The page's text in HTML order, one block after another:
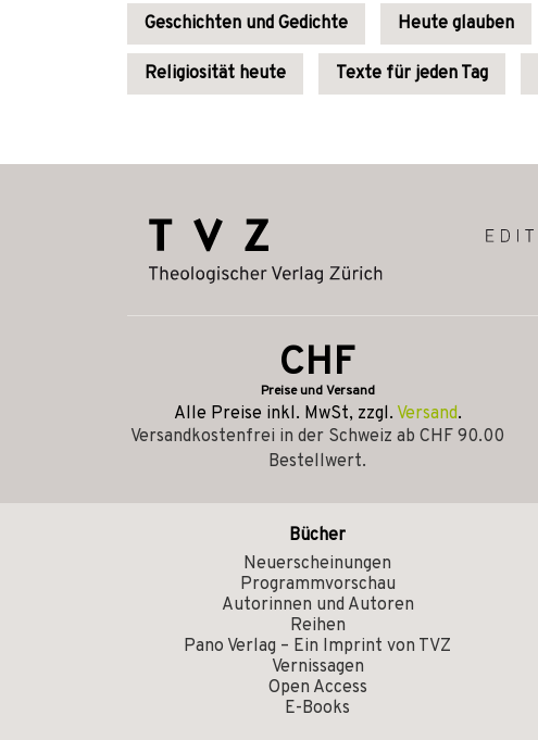
Geschichten und Gedichte Heute glauben
Religiosität heute Texte für jeden Tag
CHF
Preise und Versand
Alle Preise inkl. MwSt, zzgl. Versand.
Versandkostenfrei in der Schweiz ab CHF 90.00
Bestellwert.
Bücher
Neuerscheinungen
Programmvorschau
Autorinnen und Autoren
Reihen
Pano Verlag – Ein Imprint von TVZ
Vernissagen
Open Access
E-Books